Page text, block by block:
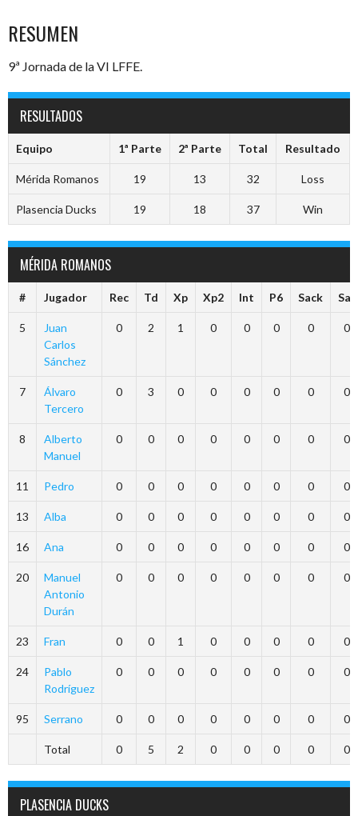
RESUMEN
9ª Jornada de la VI LFFE.
RESULTADOS
Equipo 1ª Parte 2ª Parte Total Resultado
Mérida Romanos 19 13 32 Loss
Plasencia Ducks 19 18 37 Win
MÉRIDA ROMANOS
# Jugador Rec Td Xp Xp2 Int P6 Sack Saf
5
Juan
Carlos
Sánchez
0 2 1 0 0 0 0 0
7
Álvaro
Tercero
0 3 0 0 0 0 0 0
8
Alberto
Manuel
0 0 0 0 0 0 0 0
11 Pedro 0 0 0 0 0 0 0 0
13 Alba 0 0 0 0 0 0 0 0
16 Ana 0 0 0 0 0 0 0 0
20
Manuel
Antonio
Durán
0 0 0 0 0 0 0 0
23 Fran 0 0 1 0 0 0 0 0
24
Pablo
Rodríguez
0 0 0 0 0 0 0 0
95 Serrano 0 0 0 0 0 0 0 0
Total 0 5 2 0 0 0 0 0
PLASENCIA DUCKS